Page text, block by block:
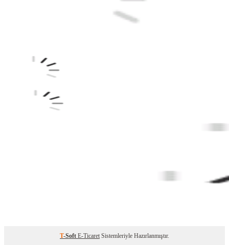
T-Soft E-Ticaret Sistemleriyle Hazırlanmıştır.